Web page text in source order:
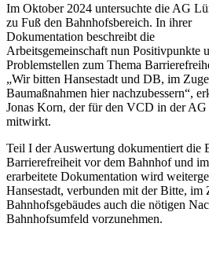
Im Oktober 2024 untersuchte die AG
zu Fuß den Bahnhofsbereich. In ihrer
Dokumentation beschreibt die
Arbeitsgemeinschaft nun Positivpunkte
Problemstellen zum Thema
„Wir bitten Hansestadt und DB, im
Baumaßnahmen hier nachzubessern“,
Jonas Korn, der für den VCD in der AG
mitwirkt.
Teil I der Auswertung dokumentiert die
Barrierefreiheit vor dem Bahnhof und
erarbeitete Dokumentation wird
Hansestadt, verbunden mit der Bitte, im
Bahnhofsgebäudes auch die nötigen
Bahnhofsumfeld vorzunehmen.